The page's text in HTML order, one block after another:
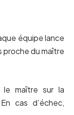
équipe lance
proche du maître
le maître sur la
cas d’échec,